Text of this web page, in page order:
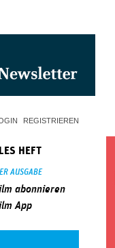
REGISTRIEREN
HEFT
AUSGABE
abonnieren
App